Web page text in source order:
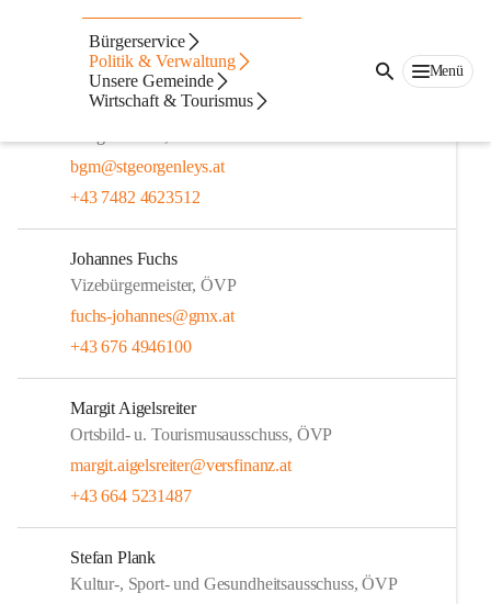
Bürgerservice
Politik & Verwaltung
Unsere Gemeinde
Wirtschaft & Tourismus
Menü
Gemeinderäte
Geschäftsführender Gemeinderat
Alois Mellmer
bgm@stgeorgenleys.at
+43 7482 4623512
Johannes Fuchs
Vizebürgermeister, ÖVP
fuchs-johannes@gmx.at
+43 676 4946100
Margit Aigelsreiter
Ortsbild- u. Tourismusausschuss, ÖVP
margit.aigelsreiter@versfinanz.at
+43 664 5231487
Stefan Plank
Kultur-, Sport- und Gesundheitsausschuss, ÖVP